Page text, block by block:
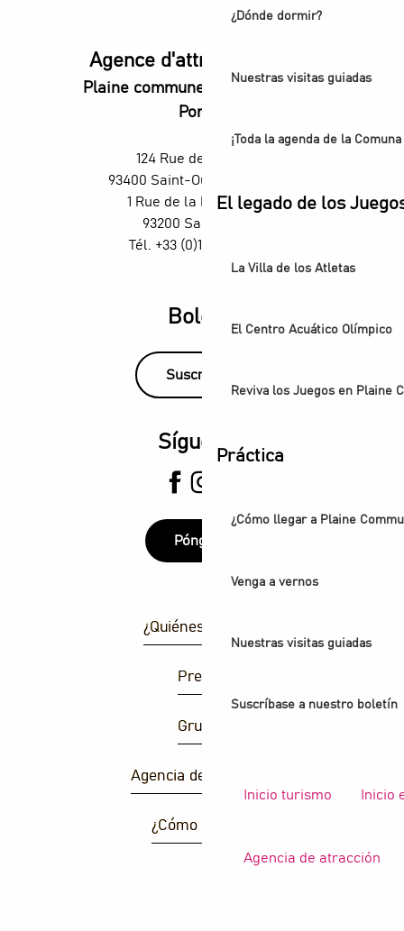
¿Dónde dormir?
Nuestras visitas guiadas
¡Toda la agenda de la
El legado de los
La Villa de los Atletas
El Centro Acuático Olímpico
Reviva los Juegos en Plaine
Práctica
¿Cómo llegar a Plaine
Venga a vernos
Nuestras visitas guiadas
Suscríbase a nuestro boletín
Inicio turismo Inicio
Agencia de atracción
Agence d'attractivité POP
Plaine commune vous Ouvre ses
Portes
124 Rue des Rosiers,
93400 Saint-Ouen-sur-Seine
1 Rue de la République,
93200 Saint-Denis
Tél. +33 (0)1 55 870 870
Boletín
Suscríbase
Síguenos
Póngase
¿Quiénes somos?
Prensa
Grupos
Agencia de atracción
¿Cómo llegar ?